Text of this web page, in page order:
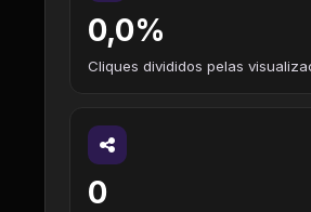
0,0%
Cliques divididos pelas
0